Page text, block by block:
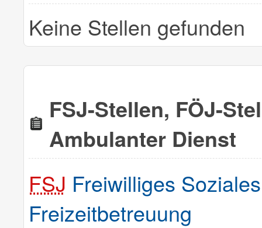
Keine Stellen gefunden
FSJ-Stellen, FÖJ-
Ambulanter Dienst
FSJ Freiwilliges
Freizeitbetreuung